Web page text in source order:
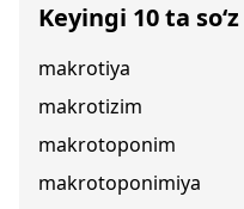
Keyingi 10 ta so‘z
makrotiya
makrotizim
makrotoponim
makrotoponimiya